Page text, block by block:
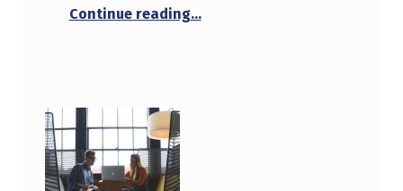
Continue reading…